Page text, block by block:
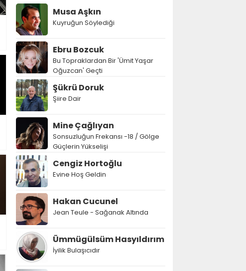
Musa Aşkın
Kuyruğun Söylediği
Ebru Bozcuk
Bu Topraklardan Bir 'Ümit Yaşar
Oğuzcan' Geçti
Şükrü Doruk
Şiire Dair
Mine Çağlıyan
Sonsuzluğun Frekansı -18 / Gölge
Güçlerin Yükselişi
Cengiz Hortoğlu
Evine Hoş Geldin
Hakan Cucunel
Jean Teule - Sağanak Altında
Ümmügülsüm Hasyıldırım
İyilik Bulaşıcıdır